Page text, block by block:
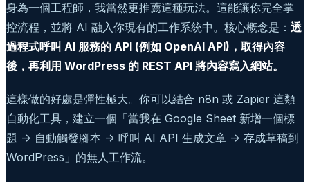
身為一個工程師，我當然更推薦這種玩法。這能讓你完全掌
控流程，並將 AI 融入你現有的工作系統中。核心概念是： 透
過程式呼叫 AI 服務的 API (例如 OpenAI API)，取得內容
後，再利用 WordPress 的 REST API 將內容寫入網站。
這樣做的好處是彈性極大。你可以結合 n8n 或 Zapier 這類
自動化工具，建立一個「當我在 Google Sheet 新增一個標
題 -> 自動觸發腳本 -> 呼叫 AI API 生成文章 -> 存成草稿到
WordPress」的無人工作流。